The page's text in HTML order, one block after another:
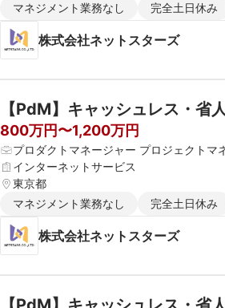
マネジメント業務なし
完全土日休み
株式会社ネットスターズ
【PdM】キャッシュレス・省
800万円〜1,200万円
プロダクトマネージャー プロジェクトマ
インターネットサービス
東京都
マネジメント業務なし
完全土日休み
株式会社ネットスターズ